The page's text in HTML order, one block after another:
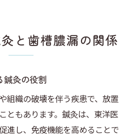
と歯槽膿漏の関係
鍼灸の役割
組織の破壊を伴う疾患で、放置
ともあります。鍼灸は、東洋医
進し、免疫機能を高めることで